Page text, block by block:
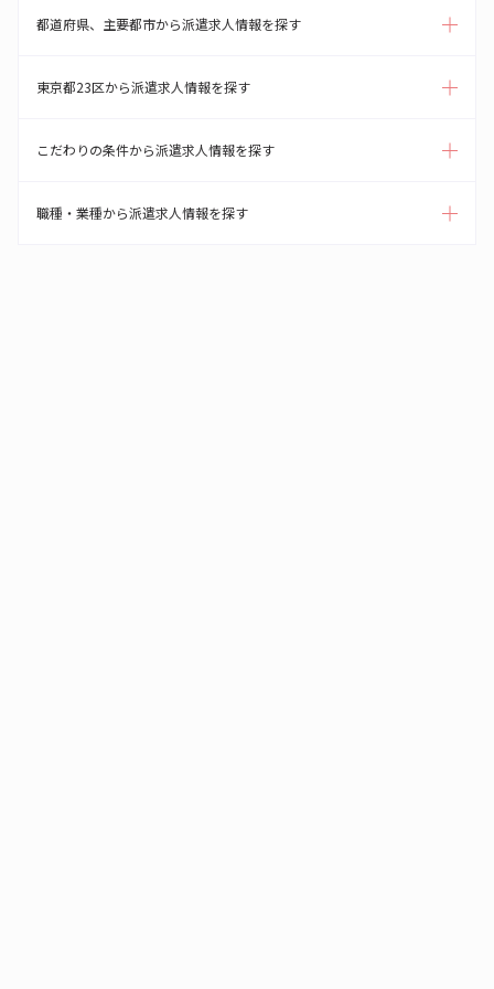
都道府県、主要都市から派遣求人情報を探す
東京都23区から派遣求人情報を探す
こだわりの条件から派遣求人情報を探す
職種・業種から派遣求人情報を探す